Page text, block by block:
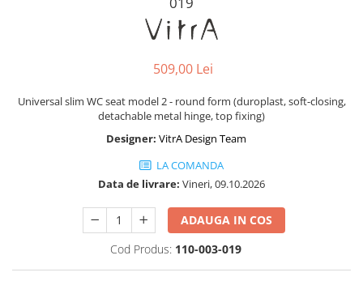
509,00 Lei
Universal slim WC seat model 2 - round form (duroplast, soft-closing,
detachable metal hinge, top fixing)
Designer: VitrA Design Team
LA COMANDA
Data de livrare: Vineri, 09.10.2026
ADAUGA IN COS
Cod Produs: 110-003-019